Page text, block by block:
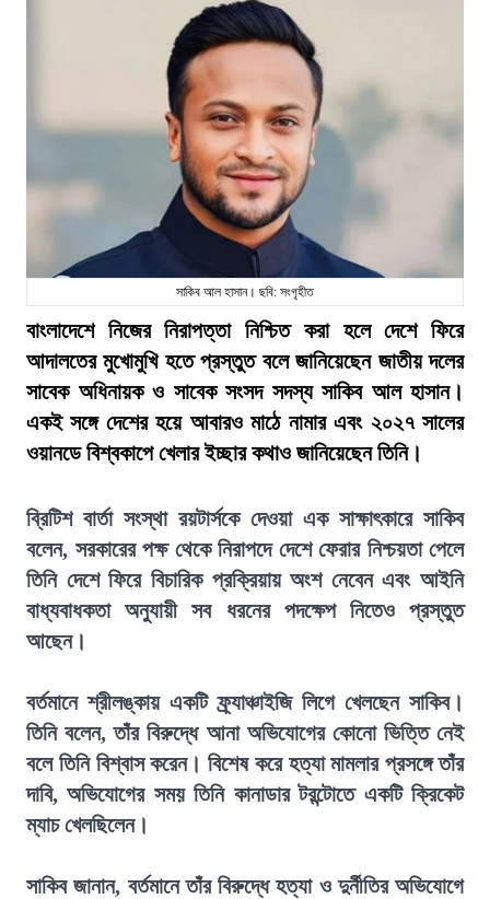
সাকিব আল হাসান। ছবি: সংগৃহীত
বাংলাদেশে নিজের নিরাপত্তা নিশ্চিত করা হলে দেশে ফিরে
আদালতের মুখোমুখি হতে প্রস্তুত বলে জানিয়েছেন জাতীয় দলের
সাবেক অধিনায়ক ও সাবেক সংসদ সদস্য সাকিব আল হাসান।
একই সঙ্গে দেশের হয়ে আবারও মাঠে নামার এবং ২০২৭ সালের
ওয়ানডে বিশ্বকাপে খেলার ইচ্ছার কথাও জানিয়েছেন তিনি।
ব্রিটিশ বার্তা সংস্থা রয়টার্সকে দেওয়া এক সাক্ষাৎকারে সাকিব
বলেন, সরকারের পক্ষ থেকে নিরাপদে দেশে ফেরার নিশ্চয়তা পেলে
তিনি দেশে ফিরে বিচারিক প্রক্রিয়ায় অংশ নেবেন এবং আইনি
বাধ্যবাধকতা অনুযায়ী সব ধরনের পদক্ষেপ নিতেও প্রস্তুত
আছেন।
বর্তমানে শ্রীলঙ্কায় একটি ফ্র্যাঞ্চাইজি লিগে খেলছেন সাকিব।
তিনি বলেন, তাঁর বিরুদ্ধে আনা অভিযোগের কোনো ভিত্তি নেই
বলে তিনি বিশ্বাস করেন। বিশেষ করে হত্যা মামলার প্রসঙ্গে তাঁর
দাবি, অভিযোগের সময় তিনি কানাডার টরন্টোতে একটি ক্রিকেট
ম্যাচ খেলছিলেন।
সাকিব জানান, বর্তমানে তাঁর বিরুদ্ধে হত্যা ও দুর্নীতির অভিযোগে